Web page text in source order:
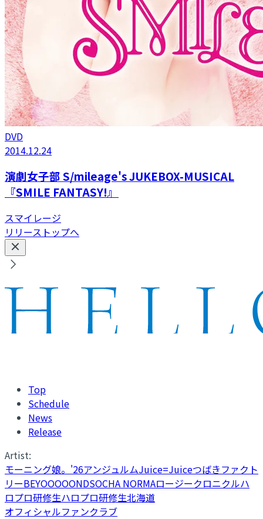
DVD
2014.12.24
演劇女子部 S/mileage's JUKEBOX-MUSICAL
『SMILE FANTASY!』
スマイレージ
リリーストップへ
Top
Schedule
News
Release
Artist:
モーニング娘。'26アンジュルムJuice=Juiceつばきファクト
リーBEYOOOOONDSOCHA NORMAロージークロニクルハ
ロプロ研修生ハロプロ研修生北海道
オフィシャルファンクラブ